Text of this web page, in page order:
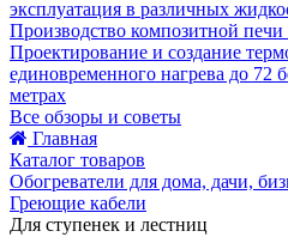
эксплуатация в различных
Производство композитной печи
Проектирование и создание
единовременного нагрева до 72
метрах
Все обзоры и советы
Главная
Каталог товаров
Обогреватели для дома, дачи,
Греющие кабели
Для ступенек и лестниц